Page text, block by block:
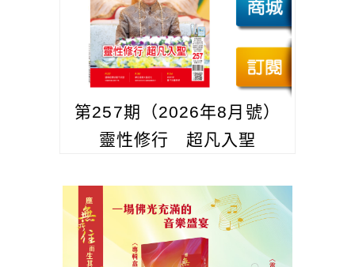
第257期（2026年8月號）
靈性修行 超凡入聖